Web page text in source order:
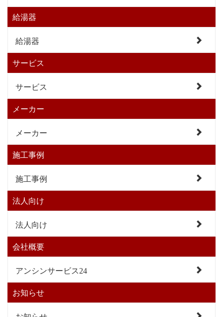
給湯器
給湯器
サービス
サービス
メーカー
メーカー
施工事例
施工事例
法人向け
法人向け
会社概要
アンシンサービス24
お知らせ